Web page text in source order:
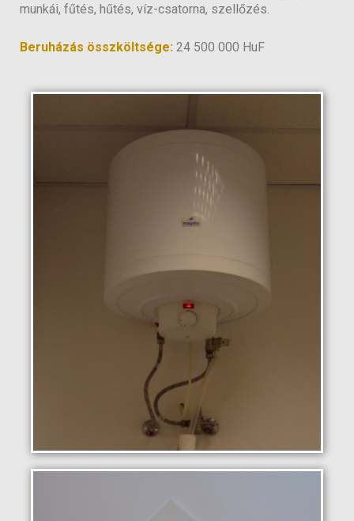
munkái, fűtés, hűtés, víz-csatorna, szellőzés.
Beruházás összköltsége: 24 500 000 HuF